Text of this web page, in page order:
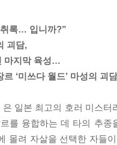
록… 입니까?”
괴담,
마지막 육성…
‘미쓰다 월드’ 마성의 괴
은 일본 최고의 호러 미스
를 융합하는 데 타의 추
몰려 자살을 선택한 자들